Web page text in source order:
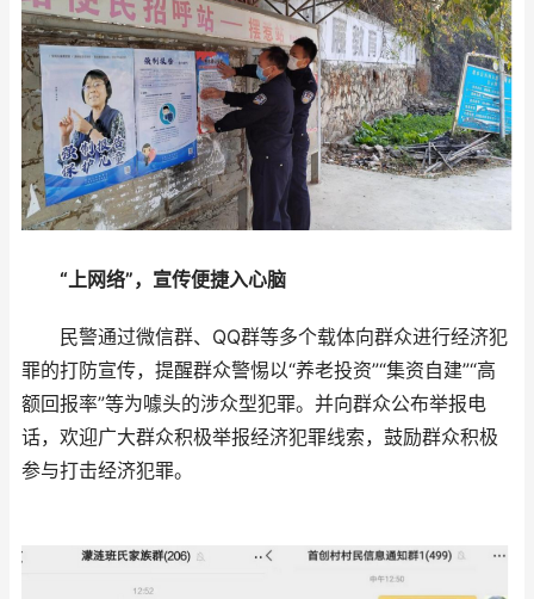
“上网络”，宣传便捷入心脑
民警通过微信群、QQ群等多个载体向群众进行经济犯
罪的打防宣传，提醒群众警惕以“养老投资”“集资自建”“高
额回报率”等为噱头的涉众型犯罪。并向群众公布举报电
话，欢迎广大群众积极举报经济犯罪线索，鼓励群众积极
参与打击经济犯罪。